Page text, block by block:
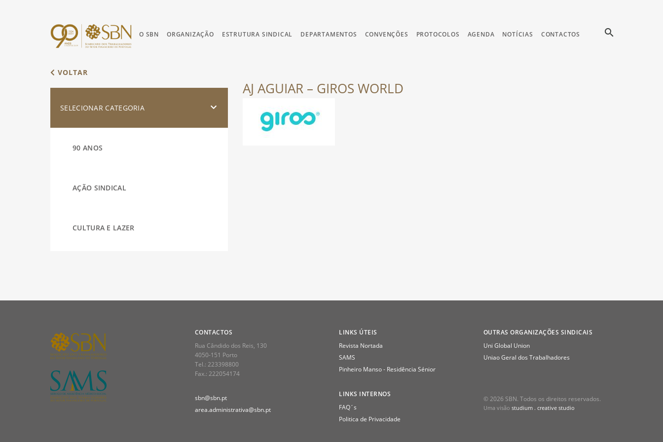
O SBN ORGANIZAÇÃO ESTRUTURA SINDICAL DEPARTAMENTOS CONVENÇÕES PROTOCOLOS AGENDA NOTÍCIAS CONTACTOS search
VOLTAR
SELECIONAR CATEGORIA
90 ANOS
AÇÃO SINDICAL
CULTURA E LAZER
SAÚDE
AJ AGUIAR – GIROS WORLD
CONTACTOS
Rua Cândido dos Reis, 130
4050-151 Porto
Tel.: 223398800
Fax.: 222054174
sbn@sbn.pt
area.administrativa@sbn.pt
LINKS ÚTEIS
Revista Nortada
SAMS
Pinheiro Manso - Residência Sénior
LINKS INTERNOS
FAQ´s
Politica de Privacidade
OUTRAS ORGANIZAÇÕES SINDICAIS
Uni Global Union
Uniao Geral dos Trabalhadores
© 2026 SBN. Todos os direitos reservados.
Uma visão studium . creative studio